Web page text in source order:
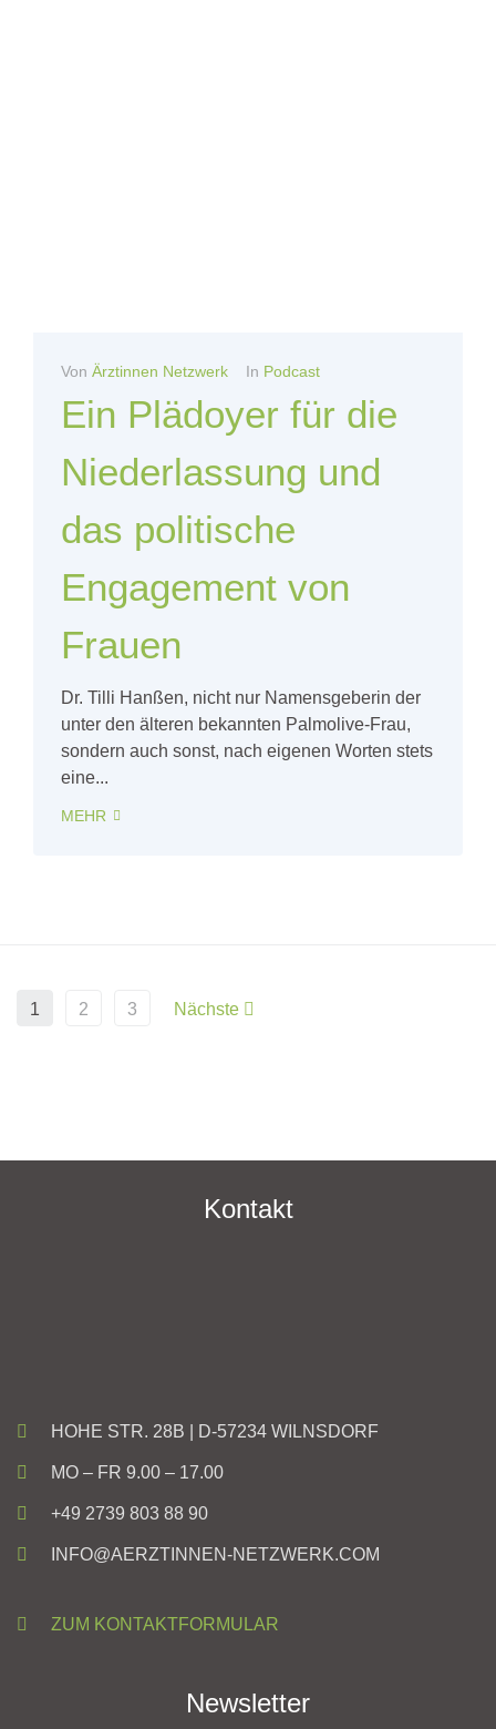
Von Ärztinnen Netzwerk In Podcast
Ein Plädoyer für die
Niederlassung und
das politische
Engagement von
Frauen
Dr. Tilli Hanßen, nicht nur Namensgeberin der
unter den älteren bekannten Palmolive-Frau,
sondern auch sonst, nach eigenen Worten stets
eine...
MEHR
1 2 3 Nächste
Kontakt
HOHE STR. 28B | D-57234 WILNSDORF
MO – FR 9.00 – 17.00
+49 2739 803 88 90
INFO@AERZTINNEN-NETZWERK.COM
ZUM KONTAKTFORMULAR
Newsletter